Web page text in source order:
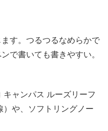
す。つるつるなめらかで
で書いても書きやすい。
ャンパス ルーズリーフ
）や、ソフトリングノー